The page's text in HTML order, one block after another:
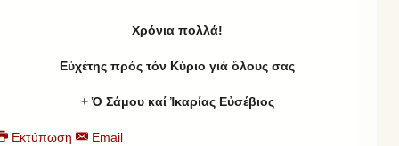
Χρόνια πολλά!
Εὐχέτης πρός τόν Κύριο γιά ὅλους σας
+ Ὁ Σάμου καί Ἰκαρίας Εὐσέβιος
Εκτύπωση Email